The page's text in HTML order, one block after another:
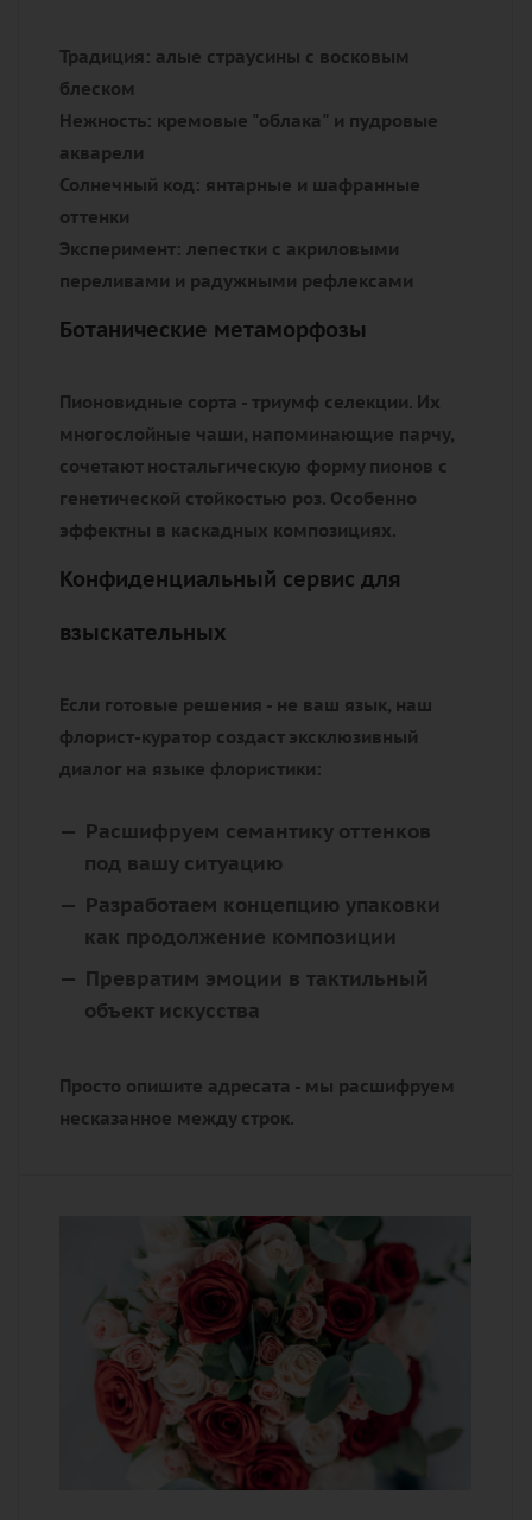
Традиция: алые страусины с восковым
блеском
Нежность: кремовые "облака" и пудровые
акварели
Солнечный код: янтарные и шафранные
оттенки
Эксперимент: лепестки с акриловыми
переливами и радужными рефлексами
Ботанические метаморфозы
Пионовидные сорта - триумф селекции. Их
многослойные чаши, напоминающие парчу,
сочетают ностальгическую форму пионов с
генетической стойкостью роз. Особенно
эффектны в каскадных композициях.
Конфиденциальный сервис для
взыскательных
Если готовые решения - не ваш язык, наш
флорист-куратор создаст эксклюзивный
диалог на языке флористики:
Расшифруем семантику оттенков
под вашу ситуацию
Разработаем концепцию упаковки
как продолжение композиции
Превратим эмоции в тактильный
объект искусства
Просто опишите адресата - мы расшифруем
несказанное между строк.